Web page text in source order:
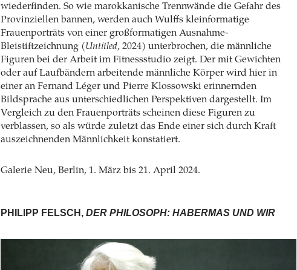
wiederfinden. So wie marokkanische Trennwände die Gefahr des
Provinziellen bannen, werden auch Wulffs kleinformatige
Frauenporträts von einer großformatigen Ausnahme-
Bleistiftzeichnung (Untitled, 2024) unterbrochen, die männliche
Figuren bei der Arbeit im Fitnessstudio zeigt. Der mit Gewichten
oder auf Laufbändern arbeitende männliche Körper wird hier in
einer an Fernand Léger und Pierre Klossowski erinnernden
Bildsprache aus unterschiedlichen Perspektiven dargestellt. Im
Vergleich zu den Frauenporträts scheinen diese Figuren zu
verblassen, so als würde zuletzt das Ende einer sich durch Kraft
auszeichnenden Männlichkeit konstatiert.
Galerie Neu, Berlin, 1. März bis 21. April 2024.
PHILIPP FELSCH, DER PHILOSOPH: HABERMAS UND WIR